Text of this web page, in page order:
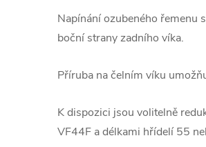
Napínání ozubeného řemenu
boční strany zadního víka.
Příruba na čelním víku
K dispozici jsou volitelně
VF44F a délkami hřídelí 55